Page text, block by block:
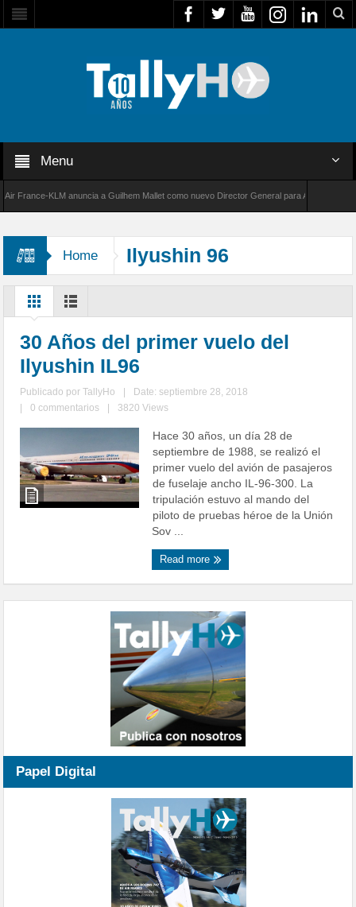
Menu
KLM anuncia a Guilhem Mallet como nuevo Director General para América Latina
Home Ilyushin 96
30 Años del primer vuelo del
Ilyushin IL96
Publicado porTallyHo
Date: septiembre 28, 2018
0 commentarios 3820 Views
Hace 30 años, un día 28 de
septiembre de 1988, se realizó el
primer vuelo del avión de pasajeros
de fuselaje ancho IL-96-300. La
tripulación estuvo al mando del
piloto de pruebas héroe de la Unión
Sov ...
Read more
Papel Digital